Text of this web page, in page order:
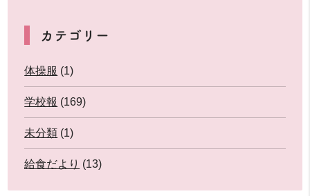
カテゴリー
体操服 (1)
学校報 (169)
未分類 (1)
給食だより (13)